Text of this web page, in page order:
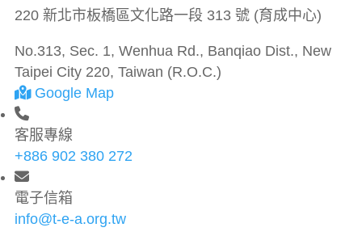
220 新北市板橋區文化路一段 313 號 (育成中心)
No.313, Sec. 1, Wenhua Rd., Banqiao Dist., New
Taipei City 220, Taiwan (R.O.C.)
Google Map
客服專線
+886 902 380 272
電子信箱
info@t-e-a.org.tw